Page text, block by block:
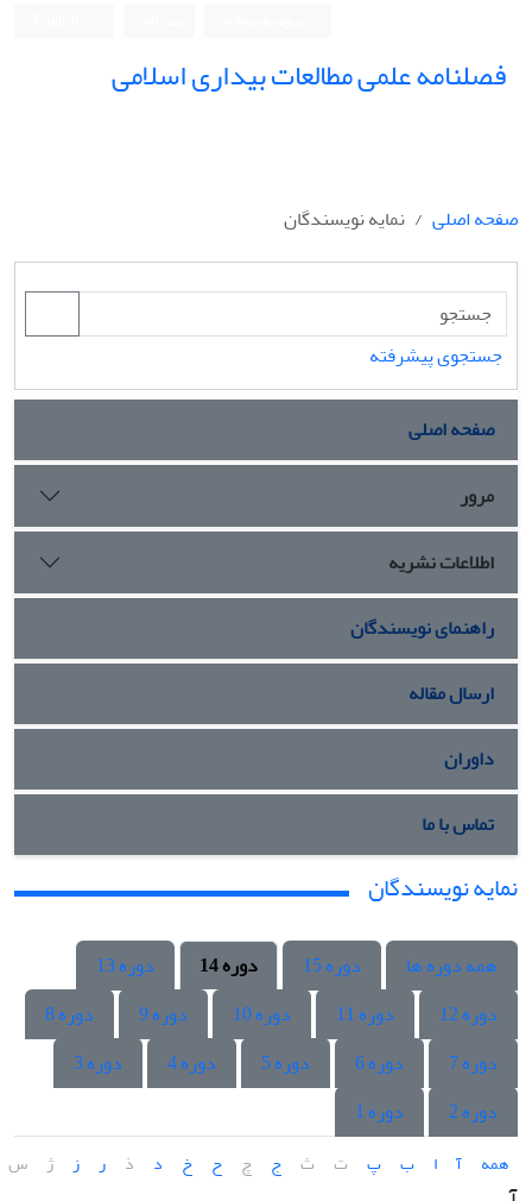
فصلنامه علمی مطالعات بیداری اسلامی
صفحه اصلی نمایه نویسندگان
جستجوی پیشرفته
صفحه اصلی
مرور
اطلاعات نشریه
راهنمای نویسندگان
ارسال مقاله
داوران
تماس با ما
نمایه نویسندگان
همه دوره ها دوره 15 دوره 14
دوره 13
دوره 12
دوره 11 دوره 10 دوره 9
دوره 8
دوره 7
دوره 6 دوره 5 دوره 4
دوره 3
دوره 2
دوره 1
همه آ ا ب پ ت ث ج چ ح خ د ذ ر ز ژ س